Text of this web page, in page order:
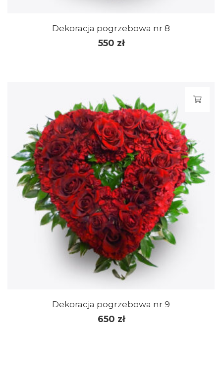
Dekoracja pogrzebowa nr 8
550 zł
Dekoracja pogrzebowa nr 9
650 zł